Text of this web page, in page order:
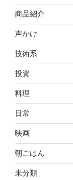
商品紹介
声かけ
技術系
投資
料理
日常
映画
朝ごはん
未分類